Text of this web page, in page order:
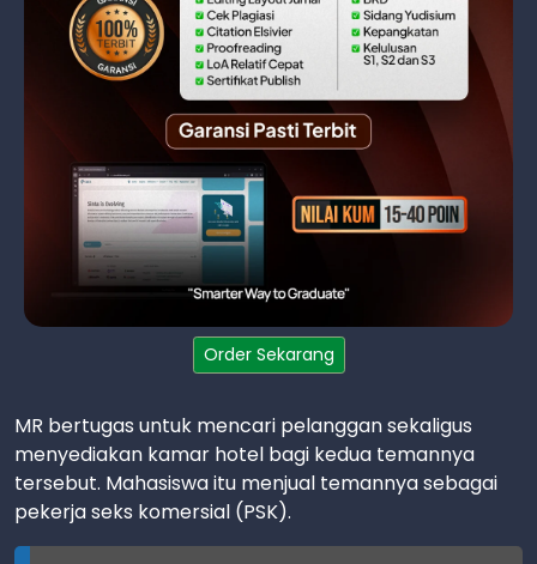
Order Sekarang
MR bertugas untuk mencari pelanggan sekaligus
menyediakan kamar hotel bagi kedua temannya
tersebut. Mahasiswa itu menjual temannya sebagai
pekerja seks komersial (PSK).